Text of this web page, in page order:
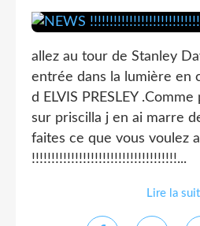
allez au tour de Stanley
entrée dans la lumière en
d ELVIS PRESLEY
sur priscilla j en ai marre
faites ce que vous voulez
!!!!!!!!!!!!!!!!!!!!!!!!!!!!!!!!!!!!!...
Lire la